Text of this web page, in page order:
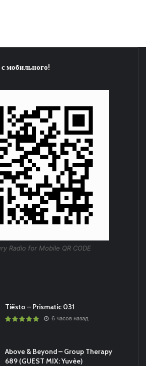
мобильного!
Radio for Mobile QR CODE
Tiësto – Prismatic 031
6 часов назад
Above & Beyond – Group Therapy
689 (GUEST MIX: Yuvèe)